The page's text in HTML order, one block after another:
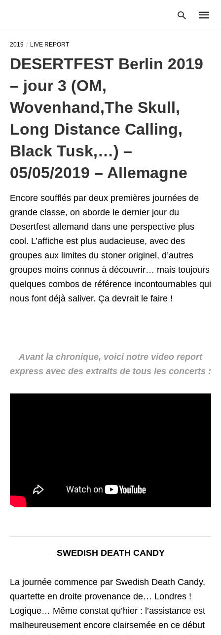
2019 LIVE REPORT
DESERTFEST Berlin 2019
– jour 3 (OM,
Wovenhand,The Skull,
Long Distance Calling,
Black Tusk,…) –
05/05/2019 – Allemagne
Encore soufflés par deux premières journées de
grande classe, on aborde le dernier jour du
Desertfest allemand dans une perspective plus
cool. L’affiche est plus audacieuse, avec des
groupes aux limites du stoner originel, d’autres
groupes moins connus à découvrir… mais toujours
quelques combos de référence incontournables qui
nous font déjà saliver. Ça devrait le faire !
Avant la chronique, voici notre video report
express avec des extraits de tous les concerts :
SWEDISH DEATH CANDY
La journée commence par Swedish Death Candy,
quartette en droite provenance de… Londres !
Logique… Même constat qu’hier : l’assistance est
malheureusement encore clairsemée en ce début